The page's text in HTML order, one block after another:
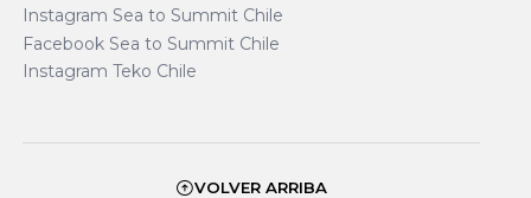
Instagram Sea to Summit Chile
Facebook Sea to Summit Chile
Instagram Teko Chile
VOLVER ARRIBA